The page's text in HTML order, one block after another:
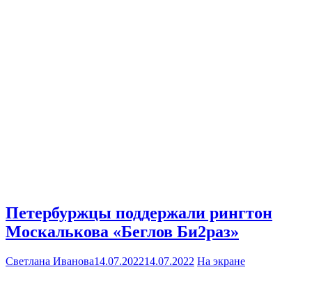
Петербуржцы поддержали рингтон
Москалькова «Беглов Би2раз»
Светлана Иванова14.07.202214.07.2022 На экране